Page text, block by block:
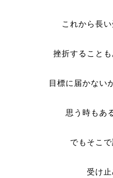
これから長
挫折すること
目標に届かない
思う時もあ
でもそこ
受け止